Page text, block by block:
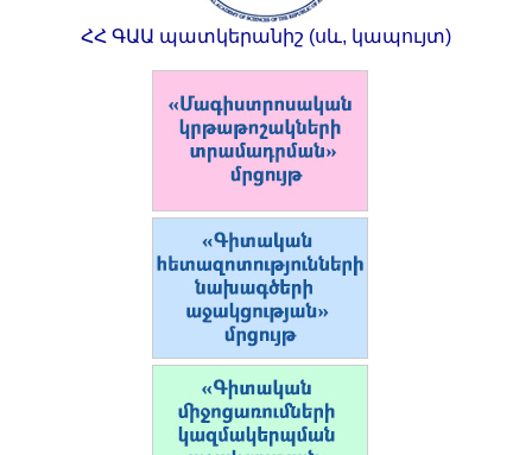
ՀՀ ԳԱԱ պատկերանիշ (սև, կապույտ)